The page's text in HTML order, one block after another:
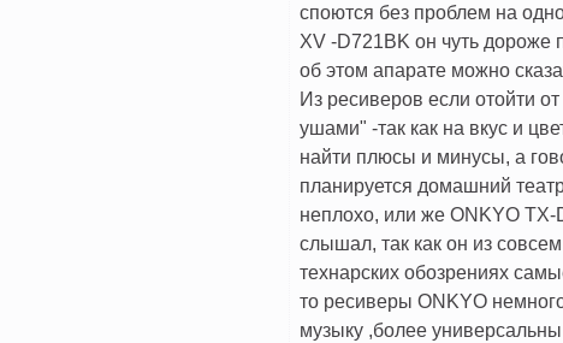
споются без проблем на
XV -D721BK он чуть
об этом апарате можно
Из ресиверов если отойти
ушами" -так как на вкус и
найти плюсы и минусы, а
планируется домашний
неплохо, или же ONKYO
слышал, так как он из
технарских обозрениях
то ресиверы ONKYO
музыку ,более